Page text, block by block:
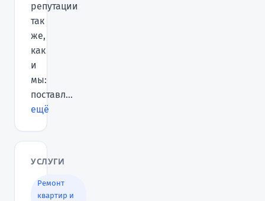
репутации
так
же,
как
и
мы:
поставл...
ещё
УСЛУГИ
Ремонт
квартир и